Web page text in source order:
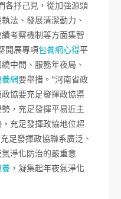
各抒己見，從加強源頭
法、發展清潔動力、
考察機制等方面集智
開展專項包養網心得平
中間、服務年夜局、
養網要舉措。”河南省政
協要充足發揮政協渠
勢，充足發揮平易近主
充足發揮政協地位超
充足發揮政協聯系廣泛、
淨化防治的嚴重意
養 ，凝集起年夜氣淨化